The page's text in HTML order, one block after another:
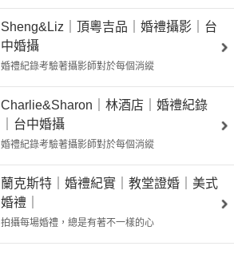
Sheng&Liz｜頂粵吉品｜婚禮攝影｜台
中婚攝
婚禮紀錄考驗著攝影師對於每個消縱
Charlie&Sharon｜林酒店｜婚禮紀錄
｜台中婚攝
婚禮紀錄考驗著攝影師對於每個消縱
蘭克斯特｜婚禮紀實｜教堂證婚｜美式
婚禮｜
拍攝每場婚禮，總是有著不一樣的心